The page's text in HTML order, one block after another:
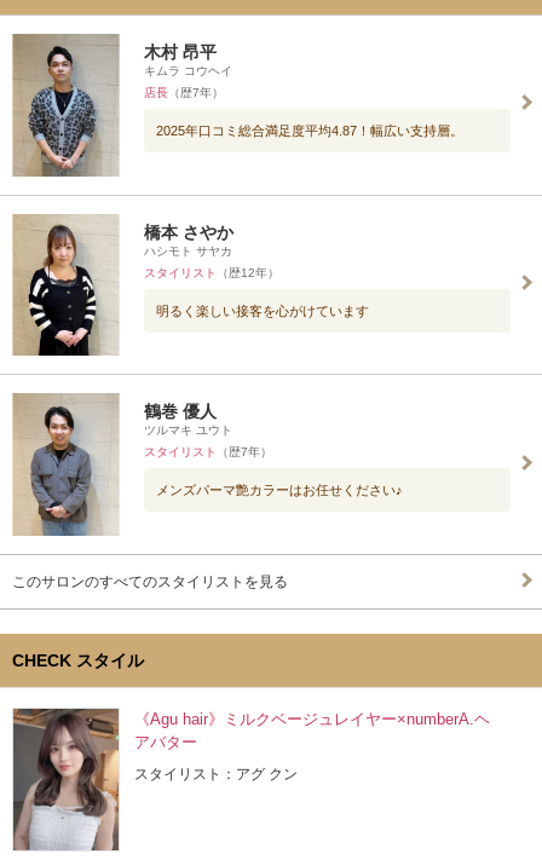
木村 昂平
キムラ コウヘイ
店長 （歴7年）
2025年口コミ総合満足度平均4.87！幅広い支持層。
橋本 さやか
ハシモト サヤカ
スタイリスト
（歴12年）
明るく楽しい接客を心がけています
鶴巻 優人
ツルマキ ユウト
スタイリスト
（歴7年）
メンズパーマ艶カラーはお任せください♪
このサロンのすべてのスタイリストを見る
CHECK スタイル
《Agu hair》ミルクベージュレイヤー×numberA.ヘ
アバター
スタイリスト：アグ クン